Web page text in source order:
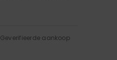
Geverifieerde aankoop